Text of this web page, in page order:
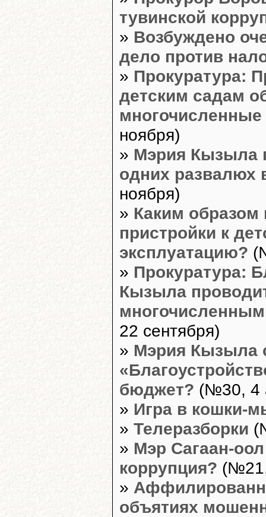
тувинской
» Возбуждено
дело против
» Прокуратура:
детским садам
ноября)
» Мэрия Кызыла
одних развалюх
ноября)
» Каким
пристройки к
эксплуатацию?
» Прокуратура:
Кызыла
22 сентября)
» Мэрия Кызыла
бюджет? (№30, 4
» Игра в кошки-
» Телеразборки
» Мэр Сагаан-
коррупция?
»
объятиях